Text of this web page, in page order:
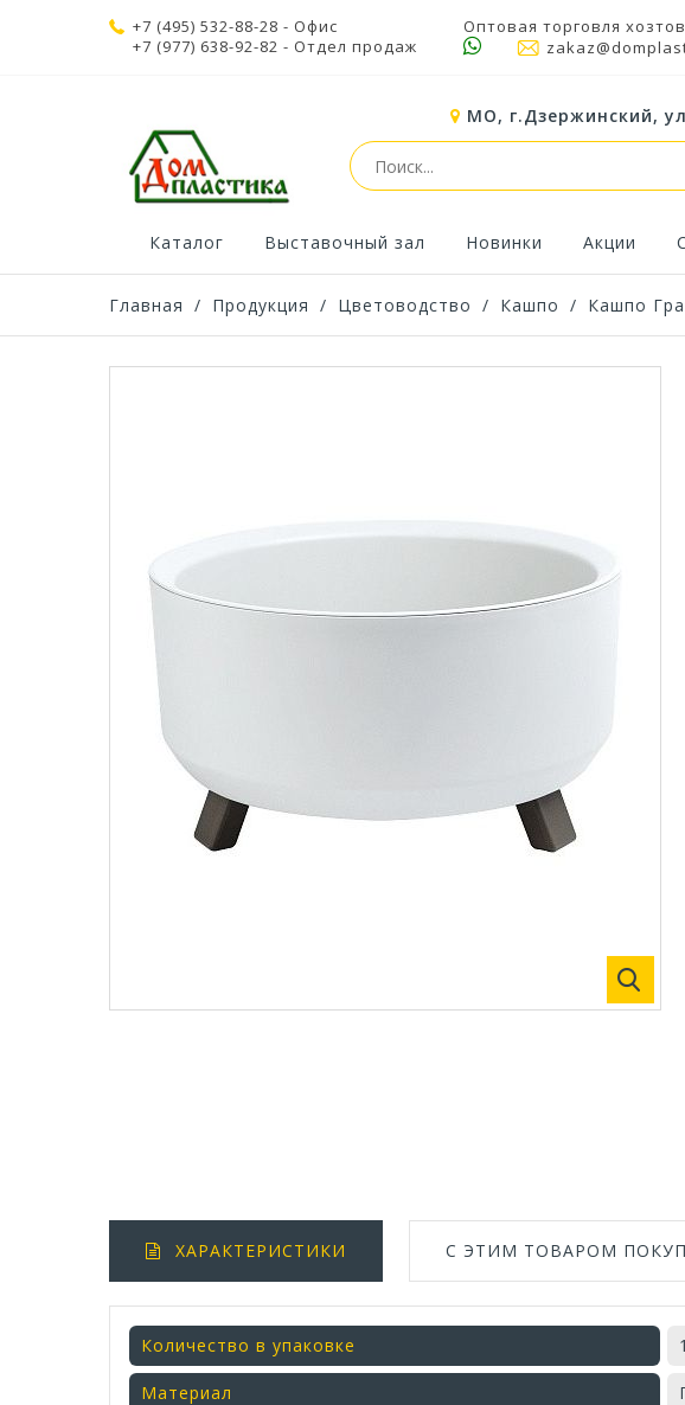
+7 (495) 532-88-28 - Офис
+7 (977) 638-92-82 - Отдел продаж
Оптовая торговля
МО, г.Дзержинский,
Каталог Выставочный зал Новинки Акции
Главная / Продукция / Цветоводство / Кашпо / Кашпо
ХАРАКТЕРИСТИКИ С ЭТИМ ТОВАРОМ
Количество в упаковке
Материал